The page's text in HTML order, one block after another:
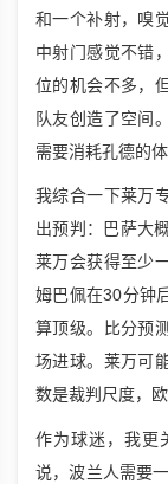
和一个补射，嗅
中射门感觉不错
位的机会不多，
队友创造了空间
需要消耗孔德的体
我综合一下莱万
出预判：巴萨大
莱万会获得至少
姆巴佩在30分钟
算顶级。比分预
场进球。莱万可
数是裁判尺度，
作为球迷，我更
说，波兰人需要